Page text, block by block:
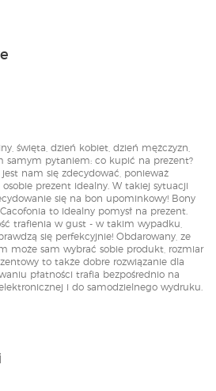
święta, dzień kobiet, dzień mężczyzn,
samym pytaniem: co kupić na prezent?
nam się zdecydować, ponieważ
prezent idealny. W takiej sytuacji
się na bon upominkowy! Bony
to idealny pomysł na prezent.
trafienia w gust - w takim wypadku,
się perfekcyjnie! Obdarowany, ze
może sam wybrać sobie produkt, rozmiar
to także dobre rozwiązanie dla
płatności trafia bezpośrednio na
i do samodzielnego wydruku.